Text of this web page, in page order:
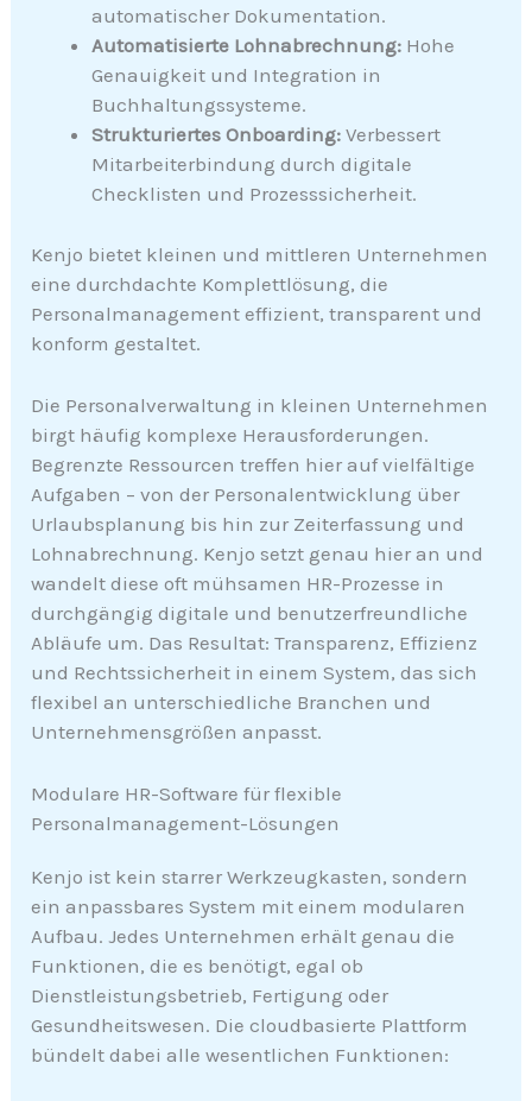
automatischer Dokumentation.
Automatisierte Lohnabrechnung: Hohe
Genauigkeit und Integration in
Buchhaltungssysteme.
Strukturiertes Onboarding: Verbessert
Mitarbeiterbindung durch digitale
Checklisten und Prozesssicherheit.
Kenjo bietet kleinen und mittleren Unternehmen
eine durchdachte Komplettlösung, die
Personalmanagement effizient, transparent und
konform gestaltet.
Die Personalverwaltung in kleinen Unternehmen
birgt häufig komplexe Herausforderungen.
Begrenzte Ressourcen treffen hier auf vielfältige
Aufgaben – von der Personalentwicklung über
Urlaubsplanung bis hin zur Zeiterfassung und
Lohnabrechnung. Kenjo setzt genau hier an und
wandelt diese oft mühsamen HR-Prozesse in
durchgängig digitale und benutzerfreundliche
Abläufe um. Das Resultat: Transparenz, Effizienz
und Rechtssicherheit in einem System, das sich
flexibel an unterschiedliche Branchen und
Unternehmensgrößen anpasst.
Modulare HR-Software für flexible
Personalmanagement-Lösungen
Kenjo ist kein starrer Werkzeugkasten, sondern
ein anpassbares System mit einem modularen
Aufbau. Jedes Unternehmen erhält genau die
Funktionen, die es benötigt, egal ob
Dienstleistungsbetrieb, Fertigung oder
Gesundheitswesen. Die cloudbasierte Plattform
bündelt dabei alle wesentlichen Funktionen: